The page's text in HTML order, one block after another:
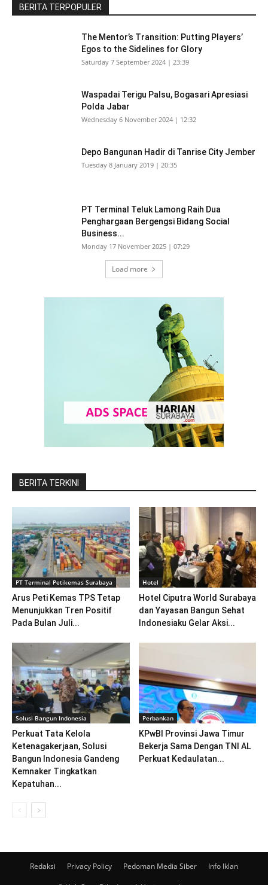
BERITA TERPOPULER
The Mentor’s Transition: Putting Players’
Egos to the Sidelines for Glory
Saturday 7 September 2024 | 23:39
Waspadai Terigu Palsu, Bogasari Apresiasi
Polda Jabar
Wednesday 6 November 2024 | 12:32
Depo Bangunan Hadir di Tanrise City Jember
Tuesday 8 January 2019 | 20:35
PT Terminal Teluk Lamong Raih Dua
Penghargaan Bergengsi Bidang Social
Business...
Monday 17 November 2025 | 07:29
Load more
BERITA TERKINI
PT Terminal Petikemas Surabaya
Arus Peti Kemas TPS Tetap
Menunjukkan Tren Positif
Pada Bulan Juli...
Hotel
Hotel Ciputra World Surabaya
dan Yayasan Bangun Sehat
Indonesiaku Gelar Aksi...
Solusi Bangun Indonesia
Perkuat Tata Kelola
Ketenagakerjaan, Solusi
Bangun Indonesia Gandeng
Kemnaker Tingkatkan
Kepatuhan...
Perbankan
KPwBI Provinsi Jawa Timur
Bekerja Sama Dengan TNI AL
Perkuat Kedaulatan...
Redaksi Privacy Policy Pedoman Media Siber Info Iklan